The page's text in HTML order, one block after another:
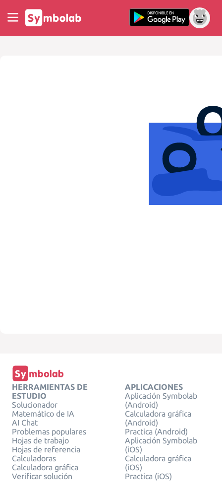
HERRAMIENTAS DE
ESTUDIO
Solucionador
Matemático de IA
AI Chat
Problemas populares
Hojas de trabajo
Hojas de referencia
Calculadoras
Calculadora gráfica
Verificar solución
APLICACIONES
Aplicación Symbolab
(Android)
Calculadora gráfica
(Android)
Practica (Android)
Aplicación Symbolab
(iOS)
Calculadora gráfica
(iOS)
Practica (iOS)